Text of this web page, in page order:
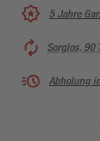
5 Jahre
Sorglos, 90
Abholung